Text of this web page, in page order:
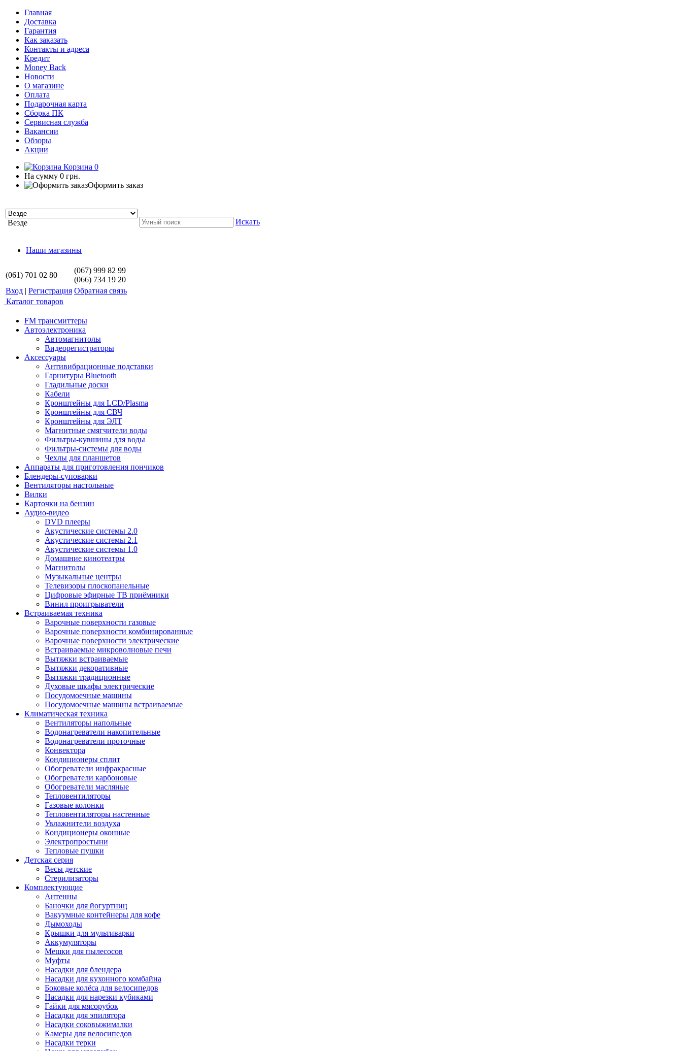
Главная
Доставка
Гарантия
Как заказать
Контакты и адреса
Кредит
Money Back
Новости
О магазине
Оплата
Подарочная карта
Сборка ПК
Сервисная служба
Вакансии
Обзоры
Акции
Корзина 0
На сумму 0 грн.
Оформить заказ
Везде Искать
Наши магазины
(061) 701 02 80
(067) 999 82 99
(066) 734 19 20
Вход | Регистрация Обратная связь
Каталог товаров
FM трансмиттеры
Автоэлектроника
Автомагнитолы
Видеорегистраторы
Аксессуары
Антивибрационные подставки
Гарнитуры Bluetooth
Гладильные доски
Кабели
Кронштейны для LCD/Plasma
Кронштейны для СВЧ
Кронштейны для ЭЛТ
Магнитные смягчители воды
Фильтры-кувшины для воды
Фильтры-системы для воды
Чехлы для планшетов
Аппараты для приготовления пончиков
Блендеры-суповарки
Вентиляторы настольные
Вилки
Карточки на бензин
Аудио-видео
DVD плееры
Акустические системы 2.0
Акустические системы 2.1
Акустические системы 1.0
Домашние кинотеатры
Магнитолы
Музыкальные центры
Телевизоры плоскопанельные
Цифровые эфирные ТВ приёмники
Винил проигрыватели
Встраиваемая техника
Варочные поверхности газовые
Варочные поверхности комбинированные
Варочные поверхности электрические
Встраиваемые микроволновые печи
Вытяжки встраиваемые
Вытяжки декоративные
Вытяжки традиционные
Духовые шкафы электрические
Посудомоечные машины
Посудомоечные машины встраиваемые
Климатическая техника
Вентиляторы напольные
Водонагреватели накопительные
Водонагреватели проточные
Конвектора
Кондиционеры сплит
Обогреватели инфракрасные
Обогреватели карбоновые
Обогреватели масляные
Тепловентиляторы
Газовые колонки
Тепловентиляторы настенные
Увлажнители воздуха
Кондиционеры оконные
Электропростыни
Тепловые пушки
Детская серия
Весы детские
Стерилизаторы
Комплектующие
Антенны
Баночки для йогуртниц
Вакуумные контейнеры для кофе
Дымоходы
Крышки для мультиварки
Аккумуляторы
Мешки для пылесосов
Муфты
Насадки для блендера
Насадки для кухонного комбайна
Боковые колёса для велосипедов
Насадки для нарезки кубиками
Гайки для мясорубок
Насадки для эпилятора
Насадки соковыжималки
Камеры для велосипедов
Насадки терки